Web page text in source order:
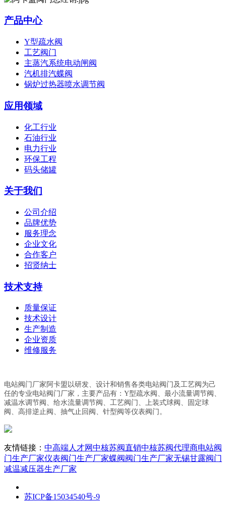
产品中心
Y型疏水阀
工艺阀门
主蒸汽系统电动闸阀
汽机排汽蝶阀
锅炉过热器喷水调节阀
应用领域
化工行业
石油行业
电力行业
环保工程
码头储罐
关于我们
公司介绍
品牌优势
服务理念
企业文化
合作客户
招贤纳士
技术支持
质量保证
技术设计
生产制造
企业资质
维修服务
电站阀门厂家阿卡盟以研发、设计和销售各类电站阀门及工艺阀为己
任的专业电站阀门厂家，主要产品有：Y型疏水阀、最小流量调节阀、
减温水调节阀、给水流量调节阀、工艺阀门、上装式球阀、固定球
阀、高排逆止阀、抽气止回阀、针型阀等仪表阀门。
友情链接： 中高端人才网中核苏阀直销中核苏阀代理商电站阀
门生产厂家仪表阀门生产厂家蝶阀阀门生产厂家无锡甘露阀门
减温减压器生产厂家
苏ICP备15034540号-9